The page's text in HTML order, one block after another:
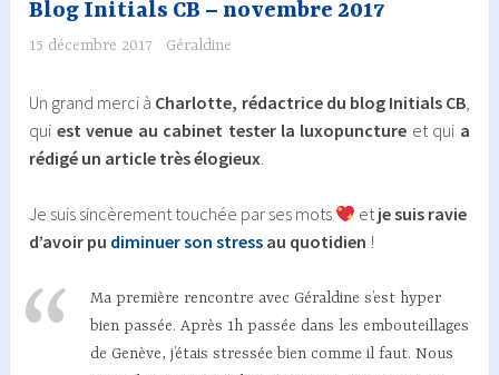
Blog Initials CB – novembre 2017
15 décembre 2017 Géraldine
Un grand merci à Charlotte, rédactrice du blog Initials CB,
qui est venue au cabinet tester la luxopuncture et qui a
rédigé un article très élogieux
Je suis sincèrement touchée par ses mots etje suis ravie
d’avoir pu diminuer son stress au quotidien !
Ma première rencontre avec Géraldine s’est hyper
bien passée. Après 1h passée dans les embouteillages
de Genève, j’étais stressée bien comme il faut. Nous